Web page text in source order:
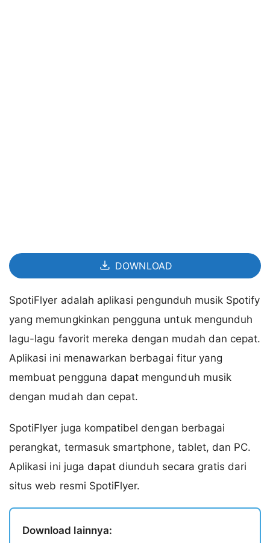
DOWNLOAD
SpotiFlyer adalah aplikasi pengunduh musik Spotify
yang memungkinkan pengguna untuk mengunduh
lagu-lagu favorit mereka dengan mudah dan cepat.
Aplikasi ini menawarkan berbagai fitur yang
membuat pengguna dapat mengunduh musik
dengan mudah dan cepat.
SpotiFlyer juga kompatibel dengan berbagai
perangkat, termasuk smartphone, tablet, dan PC.
Aplikasi ini juga dapat diunduh secara gratis dari
situs web resmi SpotiFlyer.
Download lainnya: